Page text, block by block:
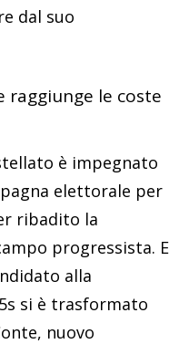
dal suo
raggiunge le coste
è impegnato
elettorale per
ribadito la
progressista. E
alla
si è trasformato
nuovo